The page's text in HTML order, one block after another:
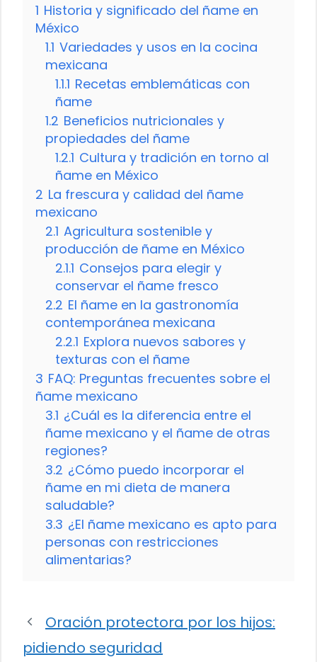
1 Historia y significado del ñame en
México
1.1 Variedades y usos en la cocina
mexicana
1.1.1 Recetas emblemáticas con
ñame
1.2 Beneficios nutricionales y
propiedades del ñame
1.2.1 Cultura y tradición en torno al
ñame en México
2 La frescura y calidad del ñame
mexicano
2.1 Agricultura sostenible y
producción de ñame en México
2.1.1 Consejos para elegir y
conservar el ñame fresco
2.2 El ñame en la gastronomía
contemporánea mexicana
2.2.1 Explora nuevos sabores y
texturas con el ñame
3 FAQ: Preguntas frecuentes sobre el
ñame mexicano
3.1 ¿Cuál es la diferencia entre el
ñame mexicano y el ñame de otras
regiones?
3.2 ¿Cómo puedo incorporar el
ñame en mi dieta de manera
saludable?
3.3 ¿El ñame mexicano es apto para
personas con restricciones
alimentarias?
Oración protectora por los hijos:
pidiendo seguridad